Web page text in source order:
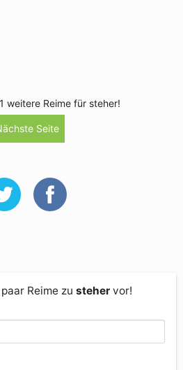
weitere Reime für steher!
Seite
Reime zu steher vor!